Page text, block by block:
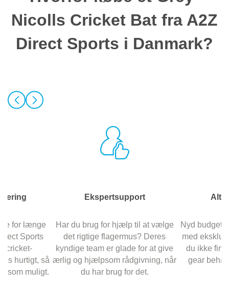
Nicolls Cricket Bat fra A2Z
Direct Sports i Danmark?
for længe
Sports
cricket-
hurtigt, så
som muligt.
Ekspertsupport
Har du brug for hjælp til at vælge
det rigtige flagermus? Deres
kyndige team er glade for at give
ærlig og hjælpsom rådgivning, når
du har brug for det.
Nyd
med
du ikke
gear